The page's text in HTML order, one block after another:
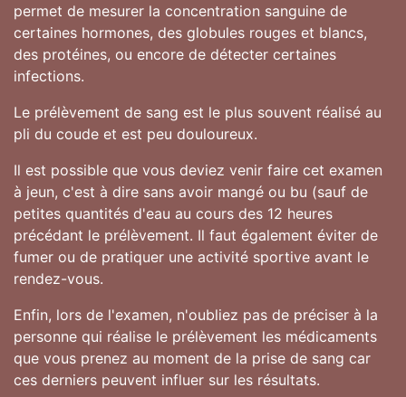
permet de mesurer la concentration sanguine de
certaines hormones, des globules rouges et blancs,
des protéines, ou encore de détecter certaines
infections.
Le prélèvement de sang est le plus souvent réalisé au
pli du coude et est peu douloureux.
Il est possible que vous deviez venir faire cet examen
à jeun, c'est à dire sans avoir mangé ou bu (sauf de
petites quantités d'eau au cours des 12 heures
précédant le prélèvement. Il faut également éviter de
fumer ou de pratiquer une activité sportive avant le
rendez-vous.
Enfin, lors de l'examen, n'oubliez pas de préciser à la
personne qui réalise le prélèvement les médicaments
que vous prenez au moment de la prise de sang car
ces derniers peuvent influer sur les résultats.